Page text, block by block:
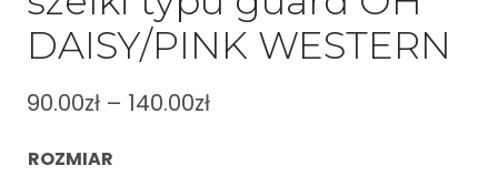
DAISY/PINK WESTERN
90.00zł – 140.00zł
ROZMIAR